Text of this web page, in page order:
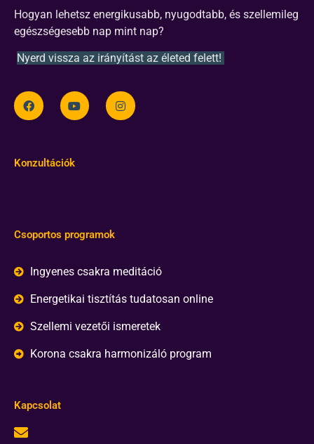
Hogyan lehetsz energikusabb, nyugodtabb, és szellemileg
egészségesebb nap mint nap?
Nyerd vissza az irányítást az életed felett!
Konzultációk
Csoportos programok
Ingyenes csakra meditáció
Energetikai tisztítás tudatosan online
Szellemi vezetői ismeretek
Korona csakra harmonizáló program
Kapcsolat